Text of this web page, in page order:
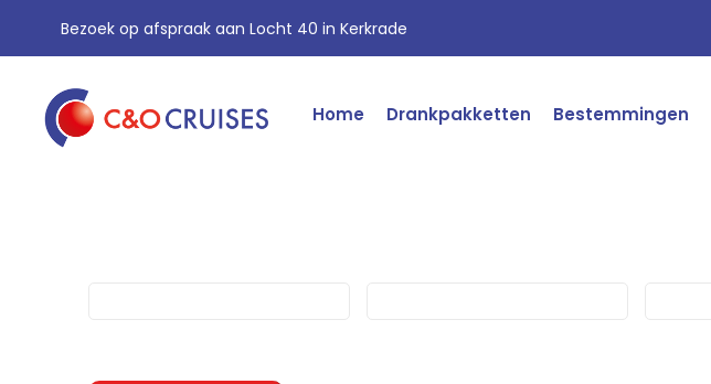
Bezoek op afspraak aan Locht 40 in Kerkrade
Home Drankpakketten Bestemmingen